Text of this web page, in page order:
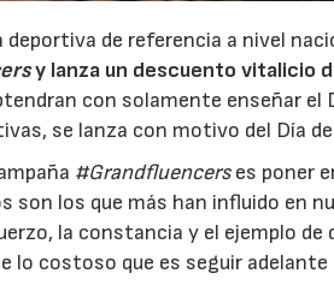
deportiva de referencia a nivel
y lanza un descuento vitalicio
con solamente enseñar
se lanza con motivo del Día
#Grandfluencerses poner
son los que más han influido en
la constancia y el ejemplo
lo costoso que es seguir